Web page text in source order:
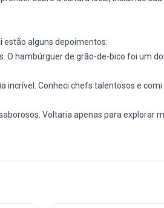
estão alguns depoimentos:
O hambúrguer de grão-de-bico foi um
incrível. Conheci chefs talentosos e
Voltaria apenas para explorar